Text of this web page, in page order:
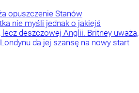
opuszczenie Stanów
nie myśli jednak o jakiejś
deszczowej Anglii. Britney uważa,
da jej szansę na nowy start